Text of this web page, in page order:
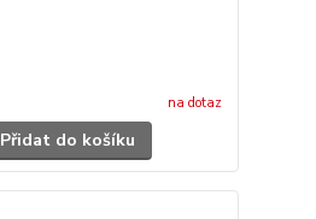
na dotaz
Přidat do košíku